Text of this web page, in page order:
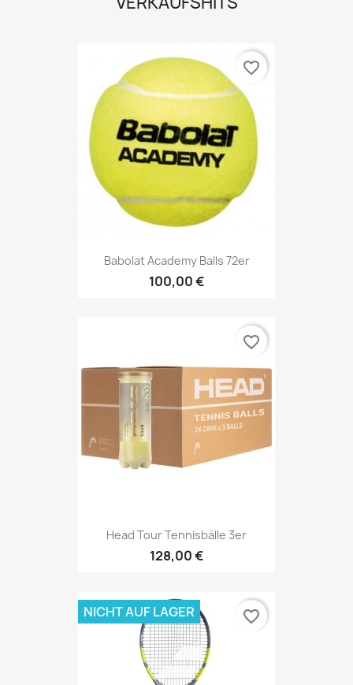
Babolat Academy Balls 72er
100,00 €
favorite_border
Head Tour Tennisbälle 3er
128,00 €
favorite_border
NICHT AUF LAGER favorite_border